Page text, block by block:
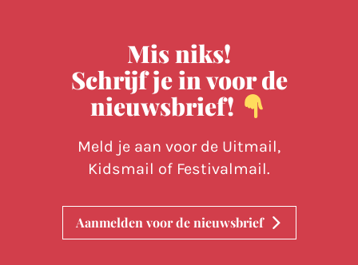
Mis niks!
Schrijf je in voor de
nieuwsbrief!
Meld je aan voor de Uitmail,
Kidsmail of Festivalmail.
Aanmelden voor de nieuwsbrief